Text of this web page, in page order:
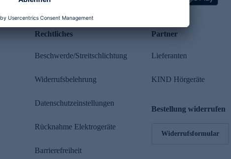
Rechtliches
Beschwerde/Streitschlichtung
Widerrufsbelehrung
Datenschutzeinstellungen
Rücknahme Elektrogeräte
Barrierefreiheit
Partner
Lieferanten
KIND Hörgeräte
Bestellung widerrufen
Widerrufsformular